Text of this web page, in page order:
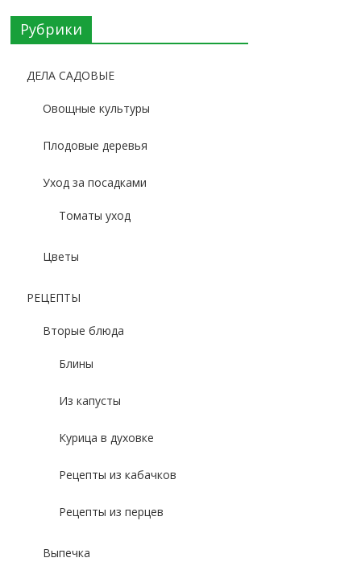
Рубрики
ДЕЛА САДОВЫЕ
Овощные культуры
Плодовые деревья
Уход за посадками
Томаты уход
Цветы
РЕЦЕПТЫ
Вторые блюда
Блины
Из капусты
Курица в духовке
Рецепты из кабачков
Рецепты из перцев
Выпечка